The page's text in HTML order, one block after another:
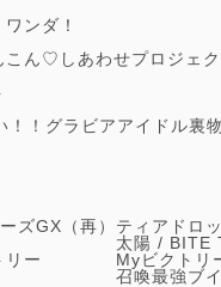
ンダ！
ん♡しあわせプロジェク
！グラビアアイドル裏物
ズGX（再） ティアドロ
太陽 / BITE
リー Myビクトリ
召喚最強ブ